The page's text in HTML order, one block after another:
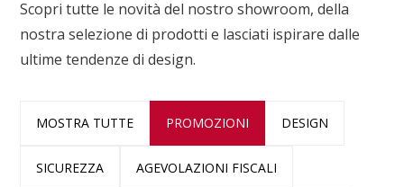
Scopri tutte le novità del nostro showroom, della
nostra selezione di prodotti e lasciati ispirare dalle
ultime tendenze di design.
MOSTRA TUTTE PROMOZIONI DESIGN
SICUREZZA AGEVOLAZIONI FISCALI